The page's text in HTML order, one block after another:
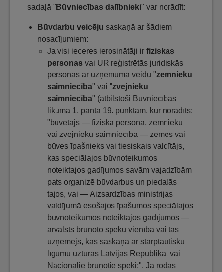
sadaļā " Būvniecības dalībnieki" var norādīt:
Būvdarbu veicēju saskaņā ar šādiem
nosacījumiem:
Ja visi ieceres ierosinātāji ir fiziskas
personas vai UR reģistrētās juridiskās
personas ar uzņēmuma veidu "zemnieku
saimniecība" vai "zvejnieku
saimniecība" (atbilstoši Būvniecības
likuma 1. panta 19. punktam, kur norādīts:
"būvētājs — fiziskā persona, zemnieku
vai zvejnieku saimniecība — zemes vai
būves īpašnieks vai tiesiskais valdītājs,
kas speciālajos būvnoteikumos
noteiktajos gadījumos savām vajadzībām
pats organizē būvdarbus un piedalās
tajos, vai — Aizsardzības ministrijas
valdījumā esošajos īpašumos speciālajos
būvnoteikumos noteiktajos gadījumos —
ārvalsts bruņoto spēku vienība vai tās
uzņēmējs, kas saskaņā ar starptautisku
līgumu uzturas Latvijas Republikā, vai
Nacionālie bruņotie spēki;". Ja rodas